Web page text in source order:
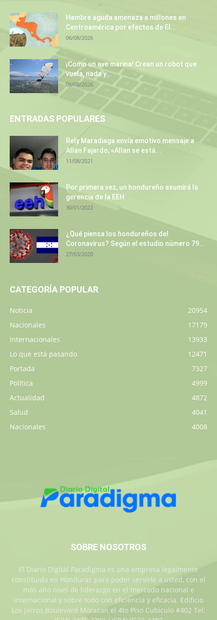
Hambre aguda amenaza a millones en
Centroamérica por efectos de El...
06/08/2026
¡Como un ave marina! Crean un robot que
vuela, nada y...
06/08/2026
ENTRADAS POPULARES
Rely Maradiaga envía emotivo mensaje a
Allan Fajardo, «Allan se está...
11/08/2021
Por primera vez, un hondureño asumirá la
gerencia de la EEH
30/01/2022
¿Qué piensa los hondureños del
Coronavirus? Según el estudio número 79...
27/03/2020
CATEGORÍA POPULAR
Noticia
20954
Nacionales
17179
Internacionales
13933
Lo que está pasando
12471
Portada
7327
Política
4999
Actualidad
4872
Salud
4041
Nacionales
4008
SOBRE NOSOTROS
El Diario Digital Paradigma es una empresa legalmente
constituida en Honduras para poder servirle a usted, con el
más alto nivel de liderazgo en el mercado nacional e
internacional y sobre todo con eficiencia y eficacia. Edificio
Los Jarros Boulevard Morazan el 4to Piso Cubiculo #402 Tel: